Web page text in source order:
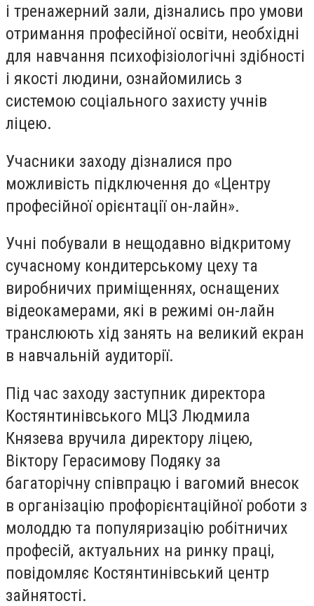
і тренажерний зали, дізнались про умови
отримання професійної освіти, необхідні
для навчання психофізіологічні здібності
і якості людини, ознайомились з
системою соціального захисту учнів
ліцею.
Учасники заходу дізналися про
можливість підключення до «Центру
професійної орієнтації он-лайн».
Учні побували в нещодавно відкритому
сучасному кондитерському цеху та
виробничих приміщеннях, оснащених
відеокамерами, які в режимі он-лайн
транслюють хід занять на великий екран
в навчальній аудиторії.
Під час заходу заступник директора
Костянтинівського МЦЗ Людмила
Князева вручила директору ліцею,
Віктору Герасимову Подяку за
багаторічну співпрацю і вагомий внесок
в організацію профорієнтаційної роботи з
молоддю та популяризацію робітничих
професій, актуальних на ринку праці,
повідомляє Костянтинівський центр
зайнятості.